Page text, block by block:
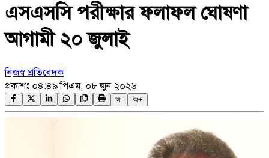
এসএসসি পরীক্ষার ফলাফল ঘোষণা
আগামী ২০ জুলাই
নিজস্ব প্রতিবেদক
প্রকাশঃ ০৪:৪৯ পিএম, ০৮ জুন ২০২৬
অ- অ+